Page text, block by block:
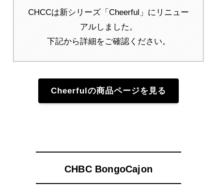
CHCCは新シリーズ「Cheerful」にリニュー
アルしました。
下記から詳細をご確認ください。
Cheerfulの商品ページを見る
CHBC BongoCajon